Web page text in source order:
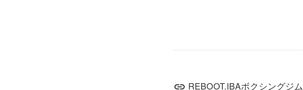
REBOOT.IBAボクシングジム